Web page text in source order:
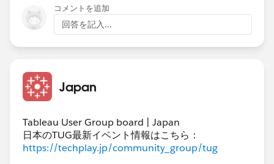
コメントを追加
回答を記入...
Japan
Tableau User Group board | Japan
日本のTUG最新イベント情報はこちら：
https://techplay.jp/community_group/tug